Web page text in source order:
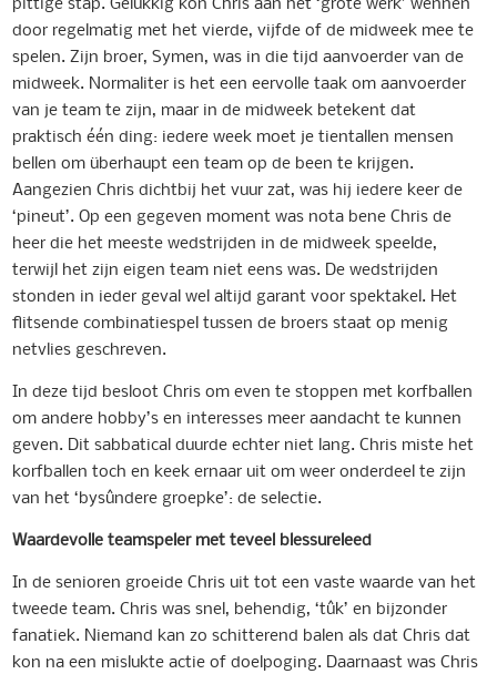
door regelmatig met het vierde, vijfde of de midweek mee te
spelen. Zijn broer, Symen, was in die tijd aanvoerder van de
midweek. Normaliter is het een eervolle taak om aanvoerder
van je team te zijn, maar in de midweek betekent dat
praktisch één ding: iedere week moet je tientallen mensen
bellen om überhaupt een team op de been te krijgen.
Aangezien Chris dichtbij het vuur zat, was hij iedere keer de
‘pineut’. Op een gegeven moment was nota bene Chris de
heer die het meeste wedstrijden in de midweek speelde,
terwijl het zijn eigen team niet eens was. De wedstrijden
stonden in ieder geval wel altijd garant voor spektakel. Het
flitsende combinatiespel tussen de broers staat op menig
netvlies geschreven.
In deze tijd besloot Chris om even te stoppen met korfballen
om andere hobby’s en interesses meer aandacht te kunnen
geven. Dit sabbatical duurde echter niet lang. Chris miste het
korfballen toch en keek ernaar uit om weer onderdeel te zijn
van het ‘bysûndere groepke’: de selectie.
Waardevolle teamspeler met teveel blessureleed
In de senioren groeide Chris uit tot een vaste waarde van het
tweede team. Chris was snel, behendig, ‘tûk’ en bijzonder
fanatiek. Niemand kan zo schitterend balen als dat Chris dat
kon na een mislukte actie of doelpoging. Daarnaast was Chris